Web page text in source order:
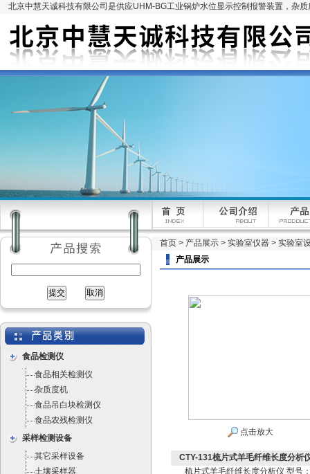
北京中慧天诚科技有限公司是供应UHM-BG工业锅炉水位显示控制报警装置，杂
食品检测仪
食品相关检测仪
杂质度机
食品吊白块检测仪
食品农残检测仪
采样检测设备
其它采样设备
土壤采样器
首页 > 产品展示 > 实验室仪器 > 实验室
产品展示
点击放大
CTY-131梳片式羊毛纤维长度分析
梳片式羊毛纤维长度分析仪 型号